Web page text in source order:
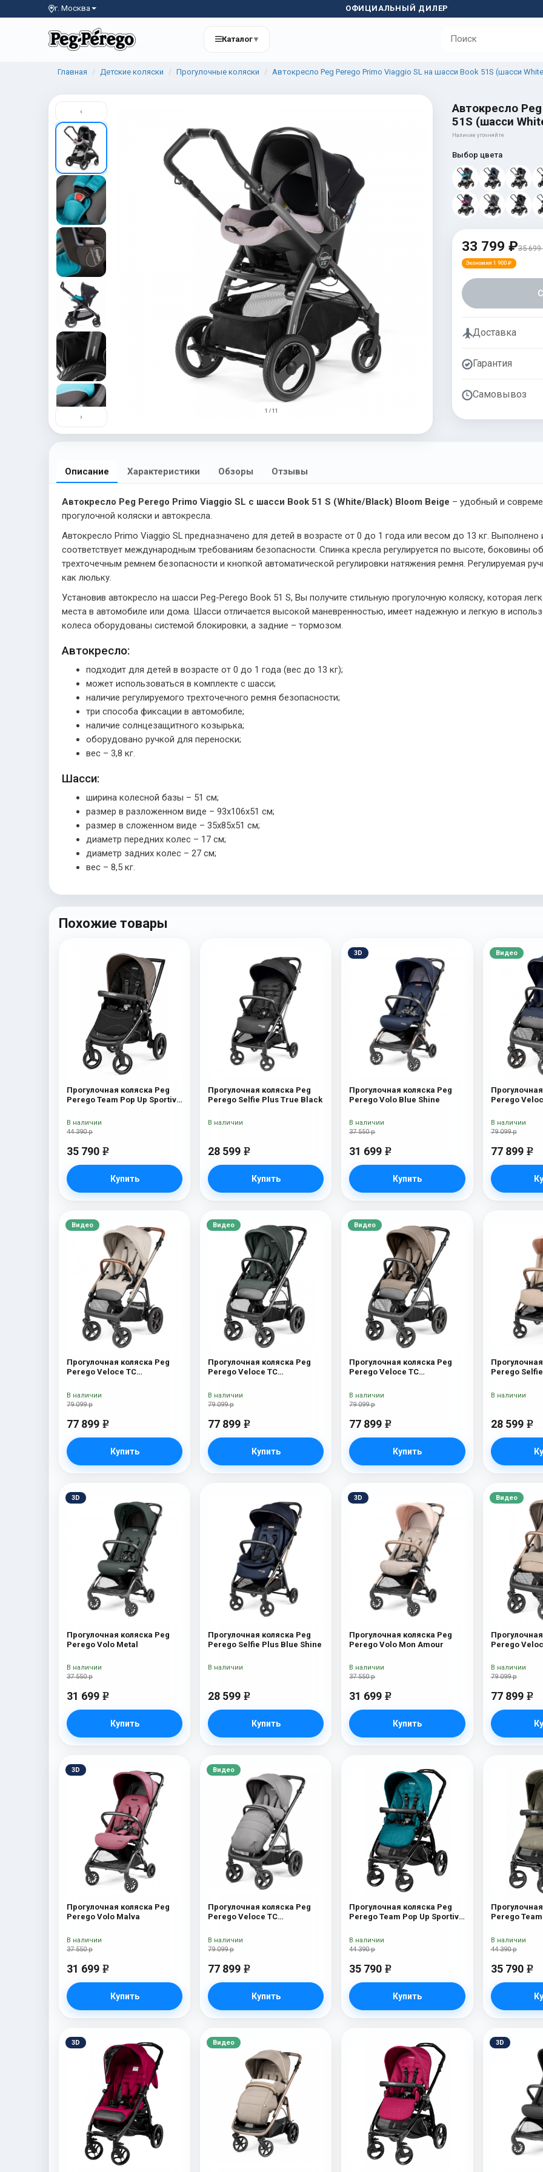
г. Москва ОФИЦИАЛЬНЫЙ ДИЛЕР
Каталог▾
Главная Детские коляски Прогулочные коляски Автокресло Peg Perego Primo Viaggio SL на шасси Book 51S (шасси
‹
›
1 / 11
Автокресло
51S (шасси
Наличие уточняйте
Выбор цвета
33 799 ₽35 699
Экономия 1 900 ₽
Доставка
Гарантия
Самовывоз
Описание Характеристики Обзоры Отзывы
Автокресло Peg Perego Primo Viaggio SL с шасси Book 51 S (White/Black) Bloom Beige – удобный и
прогулочной коляски и автокресла.
Автокресло Primo Viaggio SL предназначено для детей в возрасте от 0 до 1 года или весом до 13 кг.
соответствует международным требованиям безопасности. Спинка кресла регулируется по высоте, боковины
трехточечным ремнем безопасности и кнопкой автоматической регулировки натяжения ремня. Регулируемая
как люльку.
Установив автокресло на шасси Peg-Perego Book 51 S, Вы получите стильную прогулочную коляску, которая
места в автомобиле или дома. Шасси отличается высокой маневренностью, имеет надежную и легкую в
колеса оборудованы системой блокировки, а задние – тормозом.
Автокресло:
подходит для детей в возрасте от 0 до 1 года (вес до 13 кг);
может использоваться в комплекте с шасси;
наличие регулируемого трехточечного ремня безопасности;
три способа фиксации в автомобиле;
наличие солнцезащитного козырька;
оборудовано ручкой для переноски;
вес – 3,8 кг.
Шасси:
ширина колесной базы – 51 см;
размер в разложенном виде – 93х106х51 см;
размер в сложенном виде – 35х85х51 см;
диаметр передних колес – 17 см;
диаметр задних колес – 27 см;
вес – 8,5 кг.
Похожие товары
Прогулочная коляска Peg
Perego Team Pop Up Sportivo
44 390 р
35 790 e
Купить
В наличии
Прогулочная коляска Peg
Perego Selfie Plus True Black
28 599 e
Купить
В наличии
3D
Прогулочная коляска Peg
Perego Volo Blue Shine
37 550 р
31 699 e
Купить
В наличии
Видео
Perego
79 099 р
77 899 e
В наличии
Видео
Прогулочная коляска Peg
Perego Veloce TC
Perego Veloce TC (Astral
New)
79 099 р
77 899 e
Купить
В наличии
Видео
Прогулочная коляска Peg
Perego Veloce TC
Perego Veloce TC (Metal
New)
79 099 р
77 899 e
Купить
В наличии
Видео
Прогулочная коляска Peg
Perego Veloce TC
Perego Veloce TC (Pine Bark)
79 099 р
77 899 e
Купить
В наличии
Perego
28 599 e
В наличии
3D
Прогулочная коляска Peg
Perego Volo Metal
37 550 р
31 699 e
Купить
В наличии
Прогулочная коляска Peg
Perego Selfie Plus Blue Shine
28 599 e
Купить
В наличии
3D
Прогулочная коляска Peg
Perego Volo Mon Amour
37 550 р
31 699 e
Купить
В наличии
Видео
Perego
Perego
Amour New)
79 099 р
77 899 e
В наличии
3D
Прогулочная коляска Peg
Perego Volo Malva
37 550 р
31 699 e
Купить
В наличии
Видео
Прогулочная коляска Peg
Perego Veloce TC
Perego Veloce TC (Mercury
New)
79 099 р
77 899 e
Купить
В наличии
Прогулочная коляска Peg
Perego Team Pop Up Sportivo
44 390 р
35 790 e
Купить
В наличии
Perego
44 390 р
35 790 e
В наличии
3D Видео 3D